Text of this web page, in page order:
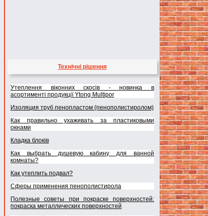
Технічні рішення
Утеплення віконних скосів - новинка в
асортименті продукції Ytong Multipor
Изоляция труб пенопластом (пенополистиролом)
Как правильно ухаживать за пластиковыми
окнами
Кладка блоків
Как выбрать душевую кабину для ванной
комнаты?
Как утеплить подвал?
Сферы применения пенополистирола
Полезные советы при покраске поверхностей:
покраска металлических поверхностей